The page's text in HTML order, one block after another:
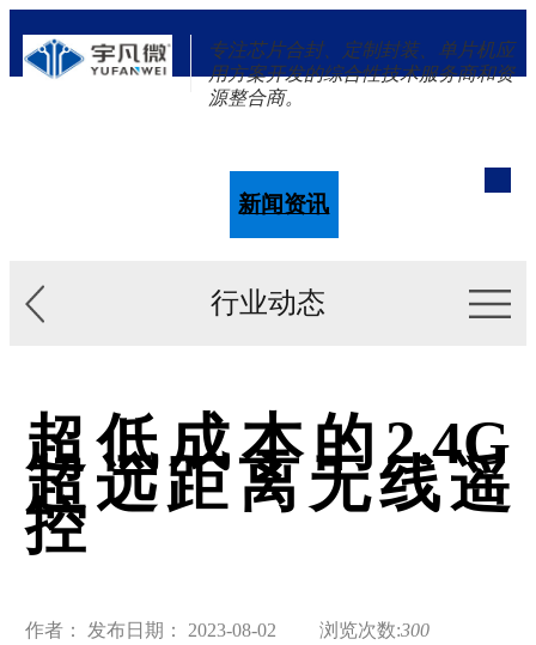
专注芯片合封、定制封装、单片机应
用方案开发的综合性技术服务商和资
源整合商。
新闻资讯
行业动态
超低成本的2.4G
超远距离无线遥
控
作者： 发布日期： 2023-08-02 浏览次数:300